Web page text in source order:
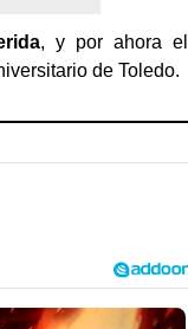
, y por ahora el
de Toledo.